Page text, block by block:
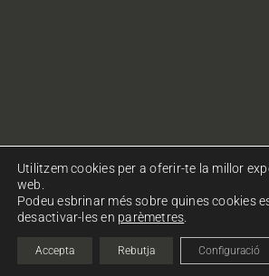
reservats.
Política de privacitat|
Utilitzem cookies per a oferir-te la millor
web.
Podeu esbrinar més sobre quines cookies
desactivar-les en parèmetres
Accepta Rebutja Configuració